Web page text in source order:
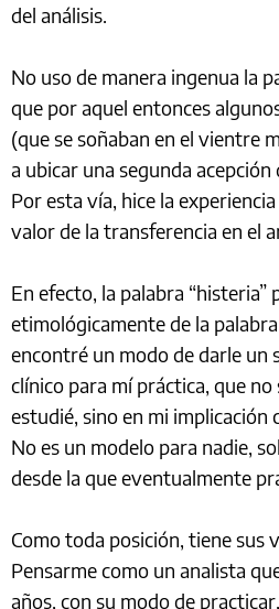
del análisis.
No uso de manera ingenua la
que por aquel entonces
(que se soñaban en el vientre
a ubicar una segunda acepción
Por esta vía, hice la
valor de la transferencia en el
En efecto, la palabra “histeria”
etimológicamente de la
encontré un modo de darle un
clínico para mí práctica, que no
estudié, sino en mi implicación
No es un modelo para nadie,
desde la que eventualmente
Como toda posición, tiene sus
Pensarme como un analista
años, con su modo de